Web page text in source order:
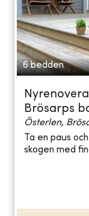
6 bedden
Brösarps
Österlen,
Ta en paus
skogen med